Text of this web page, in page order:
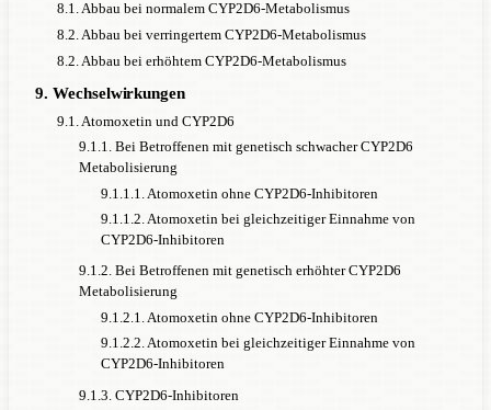
8.1. Abbau bei normalem CYP2D6-Metabolismus
8.2. Abbau bei verringertem CYP2D6-Metabolismus
8.2. Abbau bei erhöhtem CYP2D6-Metabolismus
9. Wechselwirkungen
9.1. Atomoxetin und CYP2D6
9.1.1. Bei Betroffenen mit genetisch schwacher CYP2D6
Metabolisierung
9.1.1.1. Atomoxetin ohne CYP2D6-Inhibitoren
9.1.1.2. Atomoxetin bei gleichzeitiger Einnahme von
CYP2D6-Inhibitoren
9.1.2. Bei Betroffenen mit genetisch erhöhter CYP2D6
Metabolisierung
9.1.2.1. Atomoxetin ohne CYP2D6-Inhibitoren
9.1.2.2. Atomoxetin bei gleichzeitiger Einnahme von
CYP2D6-Inhibitoren
9.1.3. CYP2D6-Inhibitoren